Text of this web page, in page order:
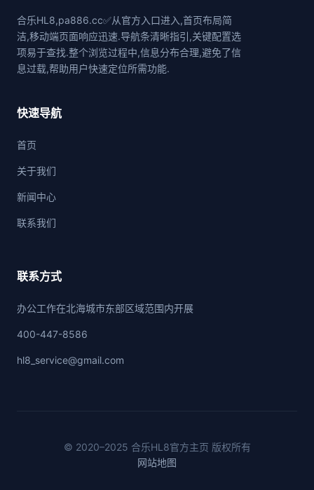
合乐HL8,pa886.cc✅从官方入口进入,首页布局简
洁,移动端页面响应迅速.导航条清晰指引,关键配置选
项易于查找.整个浏览过程中,信息分布合理,避免了信
息过载,帮助用户快速定位所需功能.
快速导航
首页
关于我们
新闻中心
联系我们
联系方式
办公工作在北海城市东部区域范围内开展
400-447-8586
hl8_service@gmail.com
© 2020–2025 合乐HL8官方主页 版权所有
网站地图